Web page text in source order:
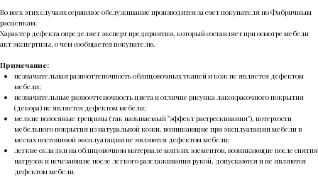
Во всех этих случаях сервисное обслуживание производится за счет покупателя по Фабричным
расценкам.
Характер дефекта определяет эксперт предприятия, который составляет при осмотре мебели
акт экспертизы, о чем сообщается покупателю.
Примечание:
незначительная разнооттеночность облицовочных тканей и кож не является дефектом
мебели;
незначительные разнооттеночность цвета и отличие рисунка лакокрасочного покрытия
(декора) не является дефектом мебели;
мелкие волосяные трещины (так называемый "эффект растрескивания"), потертости
мебельного покрытия из натуральной кожи, возникающие при эксплуатации мебели в
местах постоянной эксплуатации не являются дефектом мебели;
легкие складки на облицовочном материале мягких элементов, возникающие после снятия
нагрузок и исчезающие после легкого разглаживания рукой, допускаются и не являются
дефектом мебели.